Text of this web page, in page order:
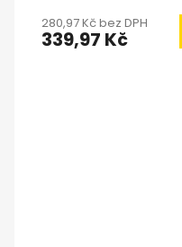
280,97 Kč bez DPH
339,97 Kč